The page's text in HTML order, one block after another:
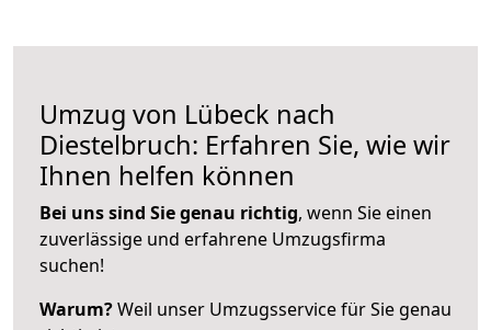
Umzug von Lübeck nach
Diestelbruch: Erfahren Sie, wie wir
Ihnen helfen können
Bei uns sind Sie genau richtig, wenn Sie einen
zuverlässige und erfahrene Umzugsfirma
suchen!
Warum?Weil unser Umzugsservice für Sie genau